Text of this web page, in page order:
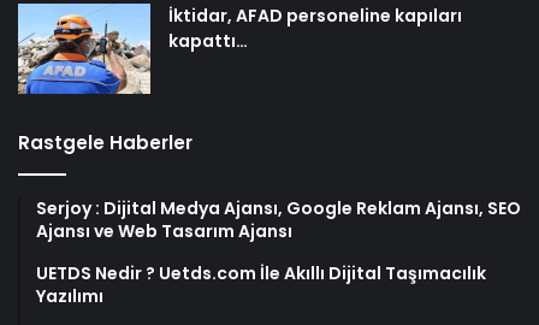
İktidar, AFAD personeline kapıları
kapattı…
Rastgele Haberler
Serjoy : Dijital Medya Ajansı, Google Reklam Ajansı, SEO
Ajansı ve Web Tasarım Ajansı
UETDS Nedir ? Uetds.com İle Akıllı Dijital Taşımacılık
Yazılımı